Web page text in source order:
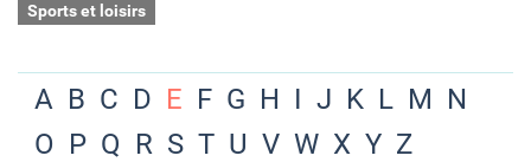
Sports et loisirs
A B C D E F G H I J K L M N
O P Q R S T U V W X Y Z